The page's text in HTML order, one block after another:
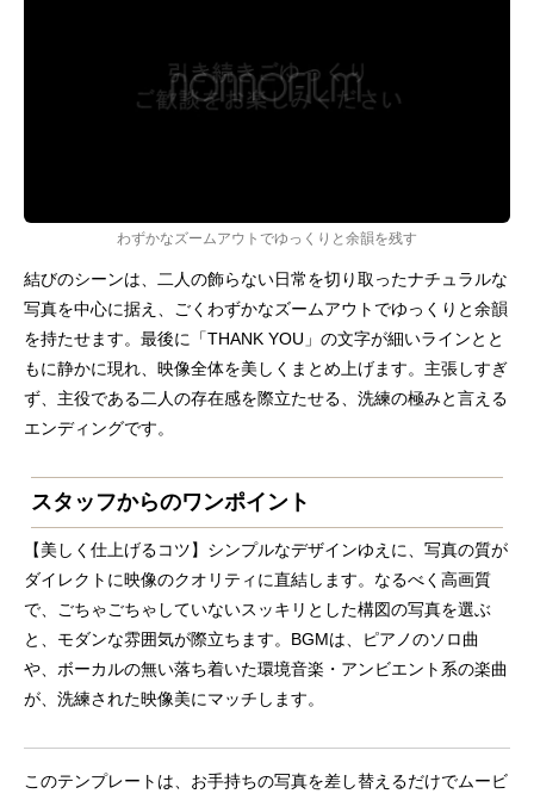
わずかなズームアウトでゆっくりと余韻を残す
結びのシーンは、二人の飾らない日常を切り取ったナチュラルな
写真を中心に据え、ごくわずかなズームアウトでゆっくりと余韻
を持たせます。最後に「THANK YOU」の文字が細いラインとと
もに静かに現れ、映像全体を美しくまとめ上げます。主張しすぎ
ず、主役である二人の存在感を際立たせる、洗練の極みと言える
エンディングです。
スタッフからのワンポイント
【美しく仕上げるコツ】シンプルなデザインゆえに、写真の質が
ダイレクトに映像のクオリティに直結します。なるべく高画質
で、ごちゃごちゃしていないスッキリとした構図の写真を選ぶ
と、モダンな雰囲気が際立ちます。BGMは、ピアノのソロ曲
や、ボーカルの無い落ち着いた環境音楽・アンビエント系の楽曲
が、洗練された映像美にマッチします。
このテンプレートは、お手持ちの写真を差し替えるだけでムービ